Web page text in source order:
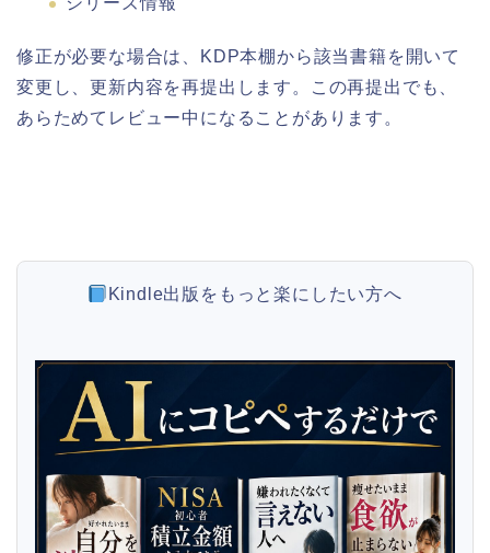
修正が必要な場合は、KDP本棚から該当書籍を開いて
変更し、更新内容を再提出します。この再提出でも、
あらためてレビュー中になることがあります。
Kindle出版をもっと楽にしたい方へ